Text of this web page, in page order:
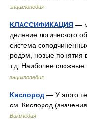
энциклопедия
КЛАССИФИКАЦИЯ —
деление логического
система
родом, новые понятия
т.д. Наиболее
энциклопедия
Кислород — У этого
см. Кислород
Википедия